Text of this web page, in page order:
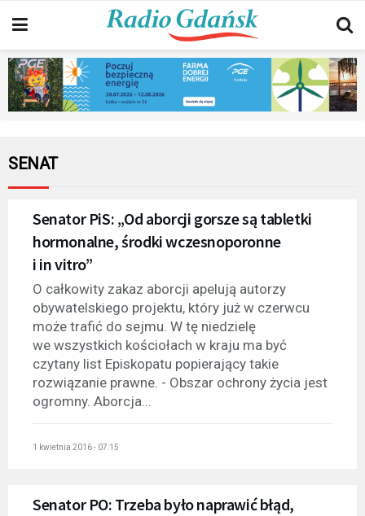
SENAT
Senator PiS: „Od aborcji gorsze są tabletki
hormonalne, środki wczesnoporonne
i in vitro”
O całkowity zakaz aborcji apelują autorzy
obywatelskiego projektu, który już w czerwcu
może trafić do sejmu. W tę niedzielę
we wszystkich kościołach w kraju ma być
czytany list Episkopatu popierający takie
rozwiązanie prawne. - Obszar ochrony życia jest
ogromny. Aborcja...
1 kwietnia 2016 - 07:15
Senator PO: Trzeba było naprawić błąd,